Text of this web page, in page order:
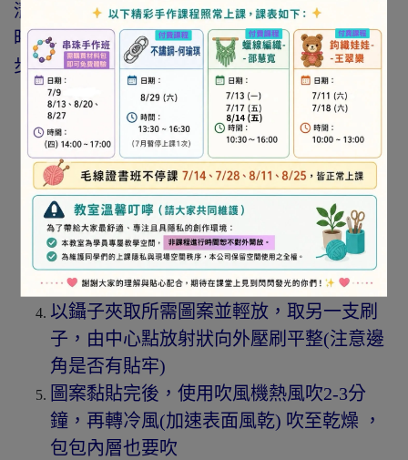
清水、吸水布(擦乾刷子用)、透明袋(避免刷膠
時滲透過背面的布，可以其他材質替代)
步驟如下：
​剪下餐巾紙上所需的圖案，先排列好構
圖，並撕下其餘二層紙，保留最上層有圖
案的紙
(餐巾紙剪裁完後再撕下比較不容易破裂)
​將透明塑膠袋放入布包內(避免刷膠時滲透
過背面的布)
​用平刷沾適量1劑，均勻刷於要貼合的範圍
上
​以鑷子夾取所需圖案並輕放，取另一支刷
子，由中心點放射狀向外壓刷平整(注意邊
角是否有貼牢)
​圖案黏貼完後，使用吹風機熱風吹2-3分
鐘，再轉冷風(加速表面風乾) 吹至乾燥 ，
包包內層也要吹